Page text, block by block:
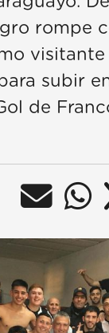
rompe
visitante
subir
de